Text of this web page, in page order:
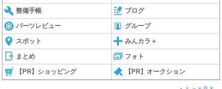
整備手帳 ブログ
パーツレビュー グループ
スポット みんカラ＋
まとめ フォト
【PR】ショッピング 【PR】オークション